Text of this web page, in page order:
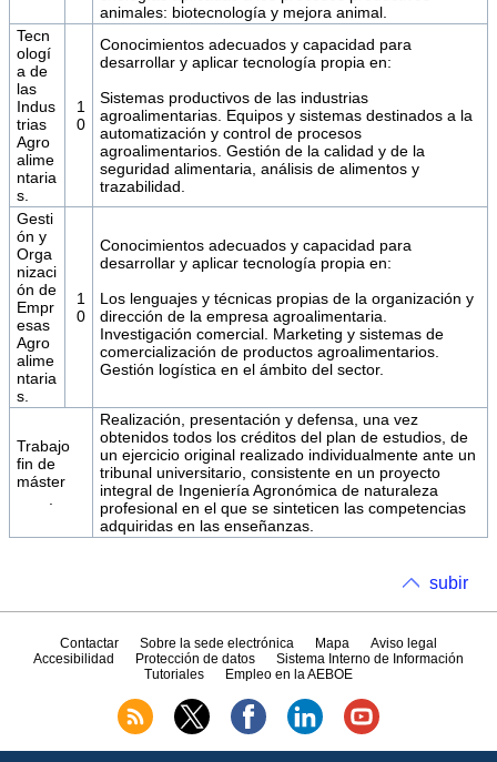
animales: biotecnología y mejora animal.
Tecn
ologí
a de
las
Indus
trias
Agro
alime
ntaria
s.
1
0
Conocimientos adecuados y capacidad para
desarrollar y aplicar tecnología propia en:
Sistemas productivos de las industrias
agroalimentarias. Equipos y sistemas destinados a la
automatización y control de procesos
agroalimentarios. Gestión de la calidad y de la
seguridad alimentaria, análisis de alimentos y
trazabilidad.
Gesti
ón y
Orga
nizaci
ón de
Empr
esas
Agro
alime
ntaria
s.
1
0
Conocimientos adecuados y capacidad para
desarrollar y aplicar tecnología propia en:
Los lenguajes y técnicas propias de la organización y
dirección de la empresa agroalimentaria.
Investigación comercial. Marketing y sistemas de
comercialización de productos agroalimentarios.
Gestión logística en el ámbito del sector.
Trabajo
fin de
máster
Realización, presentación y defensa, una vez
obtenidos todos los créditos del plan de estudios, de
un ejercicio original realizado individualmente ante un
tribunal universitario, consistente en un proyecto
integral de Ingeniería Agronómica de naturaleza
profesional en el que se sinteticen las competencias
adquiridas en las enseñanzas.
subir
Contactar Sobre la sede electrónica Mapa
Aviso legal
Accesibilidad
Protección de datos
Sistema Interno de Información
Tutoriales
Empleo en la AEBOE